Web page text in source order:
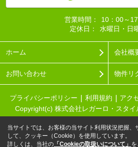
営業時間：
10：00～
定休日：
水曜日・日
ホーム 会社概
お問い合わせ 物件リ
プライバシーポリシー 利用規約 アク
Copyright(c) 株式会社レガーロ・スタイ
当サイトでは、お客様の当サイト利用状況把握、
して、クッキー（Cookie）を使用しています。
詳しくは、当社の 「Cookieの取扱いについて」